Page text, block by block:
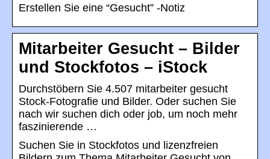
Erstellen Sie eine “Gesucht” -Notiz
Mitarbeiter Gesucht – Bilder
und Stockfotos – iStock
Durchstöbern Sie 4.507 mitarbeiter gesucht
Stock-Fotografie und Bilder. Oder suchen Sie
nach wir suchen dich oder job, um noch mehr
faszinierende …
Suchen Sie in Stockfotos und lizenzfreien